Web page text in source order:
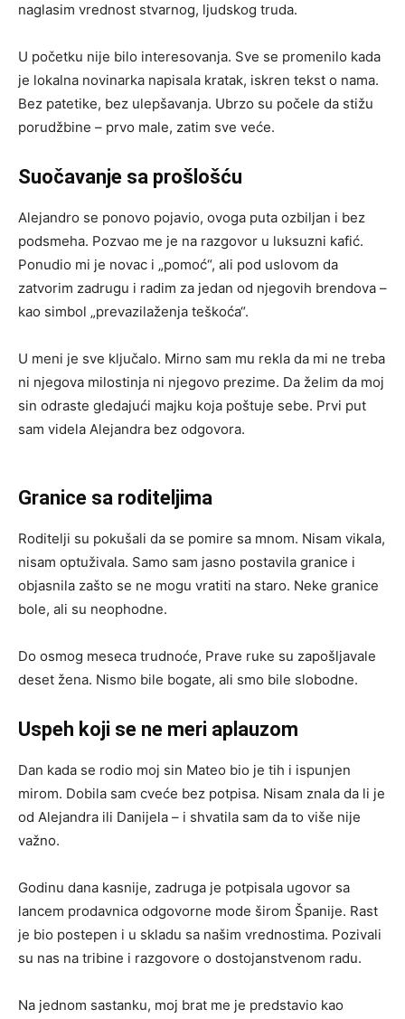
naglasim vrednost stvarnog, ljudskog truda.
U početku nije bilo interesovanja. Sve se promenilo kada
je lokalna novinarka napisala kratak, iskren tekst o nama.
Bez patetike, bez ulepšavanja. Ubrzo su počele da stižu
porudžbine – prvo male, zatim sve veće.
Suočavanje sa prošlošću
Alejandro se ponovo pojavio, ovoga puta ozbiljan i bez
podsmeha. Pozvao me je na razgovor u luksuzni kafić.
Ponudio mi je novac i „pomoć“, ali pod uslovom da
zatvorim zadrugu i radim za jedan od njegovih brendova –
kao simbol „prevazilaženja teškoća“.
U meni je sve ključalo. Mirno sam mu rekla da mi ne treba
ni njegova milostinja ni njegovo prezime. Da želim da moj
sin odraste gledajući majku koja poštuje sebe. Prvi put
sam videla Alejandra bez odgovora.
Granice sa roditeljima
Roditelji su pokušali da se pomire sa mnom. Nisam vikala,
nisam optuživala. Samo sam jasno postavila granice i
objasnila zašto se ne mogu vratiti na staro. Neke granice
bole, ali su neophodne.
Do osmog meseca trudnoće, Prave ruke su zapošljavale
deset žena. Nismo bile bogate, ali smo bile slobodne.
Uspeh koji se ne meri aplauzom
Dan kada se rodio moj sin Mateo bio je tih i ispunjen
mirom. Dobila sam cveće bez potpisa. Nisam znala da li je
od Alejandra ili Danijela – i shvatila sam da to više nije
važno.
Godinu dana kasnije, zadruga je potpisala ugovor sa
lancem prodavnica odgovorne mode širom Španije. Rast
je bio postepen i u skladu sa našim vrednostima. Pozivali
su nas na tribine i razgovore o dostojanstvenom radu.
Na jednom sastanku, moj brat me je predstavio kao